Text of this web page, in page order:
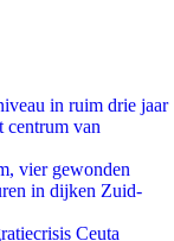
in ruim drie jaar
centrum van
vier gewonden
in dijken Zuid-
Ceuta